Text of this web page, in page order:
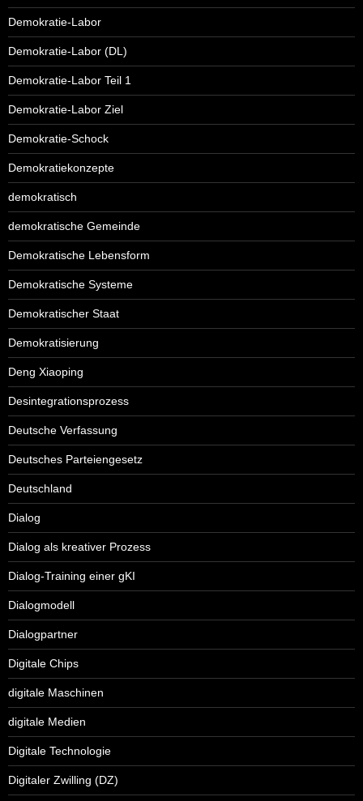
Demokratie-Labor
Demokratie-Labor (DL)
Demokratie-Labor Teil 1
Demokratie-Labor Ziel
Demokratie-Schock
Demokratiekonzepte
demokratisch
demokratische Gemeinde
Demokratische Lebensform
Demokratische Systeme
Demokratischer Staat
Demokratisierung
Deng Xiaoping
Desintegrationsprozess
Deutsche Verfassung
Deutsches Parteiengesetz
Deutschland
Dialog
Dialog als kreativer Prozess
Dialog-Training einer gKI
Dialogmodell
Dialogpartner
Digitale Chips
digitale Maschinen
digitale Medien
Digitale Technologie
Digitaler Zwilling (DZ)